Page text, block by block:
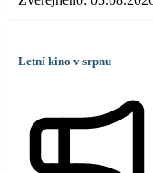
Letní kino v srpnu